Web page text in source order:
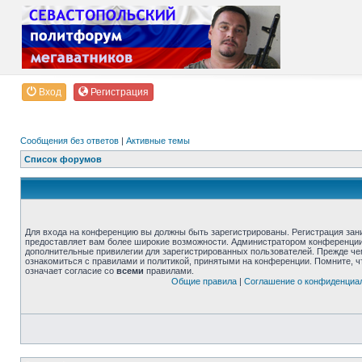
Вход Регистрация
Сообщения без ответов | Активные темы
Список форумов
Для входа на конференцию вы должны быть зарегистрированы. Регистрация
предоставляет вам более широкие возможности. Администратором
дополнительные привилегии для зарегистрированных пользователей. Прежде
ознакомиться с правилами и политикой, принятыми на конференции. Помните,
означает согласие со всеми правилами.
Общие правила| Соглашение о